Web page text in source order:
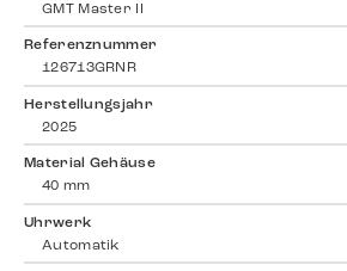
GMT Master II
Referenznummer
126713GRNR
Herstellungsjahr
2025
Material Gehäuse
40 mm
Uhrwerk
Automatik